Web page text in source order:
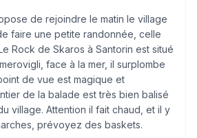
de rejoindre le matin le village
faire une petite randonnée, celle
Rock de Skaros à Santorin est situé
face à la mer, il surplombe
de vue est magique et
de la balade est très bien balisé
village. Attention il fait chaud, et il y
prévoyez des baskets.